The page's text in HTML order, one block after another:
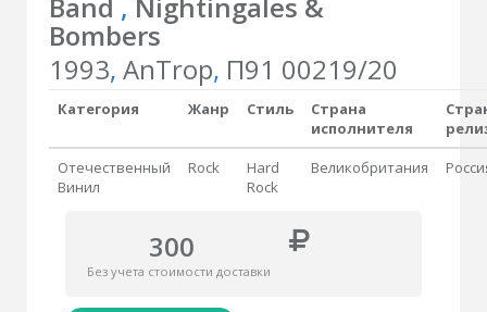
Bombers
1993, AnTrop, П91 00219/20
Категория Жанр Стиль
Страна
исполнителя
Отечественный
Винил
Rock
Hard
Rock
Великобритания
300
Без учета стоимости доставки